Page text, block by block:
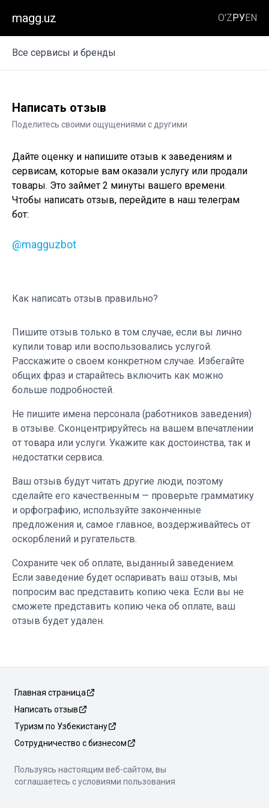
magg.uz O'ZРУEN
Все сервисы и бренды
Написать отзыв
Поделитесь своими ощущениями с другими
Дайте оценку и напишите отзыв к заведениям и
сервисам, которые вам оказали услугу или продали
товары. Это займет 2 минуты вашего времени.
Чтобы написать отзыв, перейдите в наш телеграм
бот:
@magguzbot
Как написать отзыв правильно?
Пишите отзыв только в том случае, если вы лично
купили товар или воспользовались услугой.
Расскажите о своем конкретном случае. Избегайте
общих фраз и старайтесь включить как можно
больше подробностей.
Не пишите имена персонала (работников заведения)
в отзыве. Сконцентрируйтесь на вашем впечатлении
от товара или услуги. Укажите как достоинства, так и
недостатки сервиса.
Ваш отзыв будут читать другие люди, поэтому
сделайте его качественным — проверьте грамматику
и орфографию, используйте законченные
предложения и, самое главное, воздерживайтесь от
оскорблений и ругательств.
Сохраните чек об оплате, выданный заведением.
Если заведение будет оспаривать ваш отзыв, мы
попросим вас представить копию чека. Если вы не
сможете представить копию чека об оплате, ваш
отзыв будет удален.
Главная страница
Написать отзыв
Туризм по Узбекистану
Сотрудничество с бизнесом
Пользуясь настоящим веб-сайтом, вы
соглашаетесь с условиями пользования